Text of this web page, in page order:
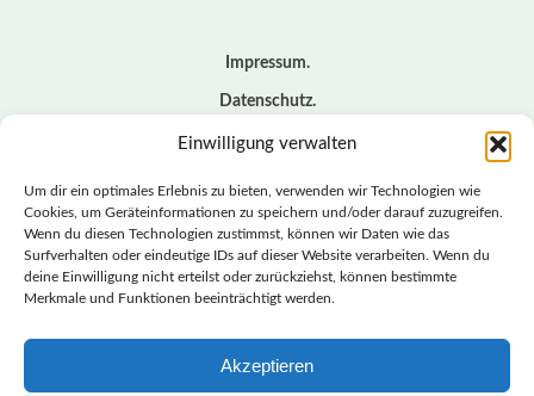
Einwilligung verwalten
Um dir ein optimales Erlebnis zu bieten, verwenden wir Technologien wie
Cookies, um Geräteinformationen zu speichern und/oder darauf zuzugreifen.
Wenn du diesen Technologien zustimmst, können wir Daten wie das
Surfverhalten oder eindeutige IDs auf dieser Website verarbeiten. Wenn du
deine Einwilligung nicht erteilst oder zurückziehst, können bestimmte
Merkmale und Funktionen beeinträchtigt werden.
Akzeptieren
Impressum
Datenschutz
Cookie – Richtlinie (EU)
© BASISDEMOKRATISCHE PARTEI DEUTSCHLAND *
LANDESVERBAND SACHSEN
LANDESVERBAND